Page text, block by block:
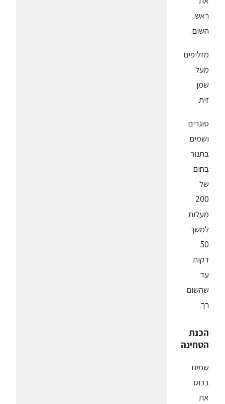
ראש
השום.
מזליפים
מעל
שמן
זית.
סוגרים
ושמים
בתנור
בחום
של
200
מעלות
למשך
50
דקות
עד
שהשום
רך.
הכנת
הטחינה
שמים
בכוס
את